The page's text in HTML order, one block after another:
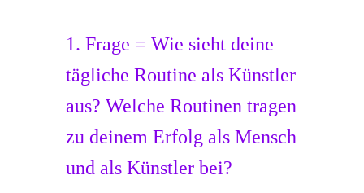
1. Frage = Wie sieht deine
tägliche Routine als Künstler
aus? Welche Routinen tragen
zu deinem Erfolg als Mensch
und als Künstler bei?